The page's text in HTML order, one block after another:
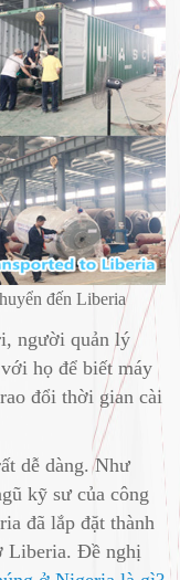
đến Liberia
người quản lý
họ để biết máy
đổi thời gian cài
dễ dàng. Như
kỹ sư của công
đã lắp đặt thành
Liberia. Đề nghị